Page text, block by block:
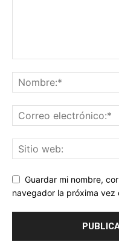
Guardar mi nombre,
navegador la próxima vez